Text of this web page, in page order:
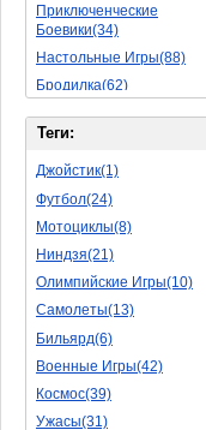
Приключенческие
Боевики(34)
Настольные Игры(88)
Бродилка(62)
Стратегии(77)
Боевые RPG(50)
Симуляторы(31)
Леталки(24)
Симуляторы Жизни(76)
Уникальный(29)
Логические Игры(35)
Азартные(45)
Ролевые Игры(176)
Боевик(10)
Головоломка(11)
Rpg(14)
Теги:
Джойстик(1)
Футбол(24)
Мотоциклы(8)
Ниндзя(21)
Олимпийские Игры(10)
Самолеты(13)
Бильярд(6)
Военные Игры(42)
Космос(39)
Ужасы(31)